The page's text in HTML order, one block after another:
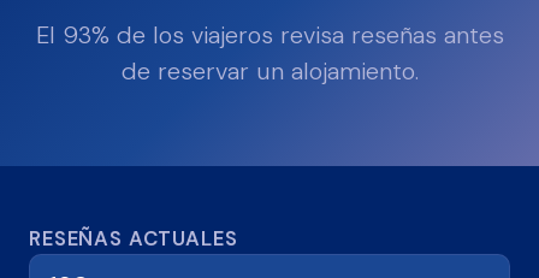
El 93% de los viajeros revisa reseñas antes
de reservar un alojamiento.
Calculadora de reseñas
RESEÑAS ACTUALES